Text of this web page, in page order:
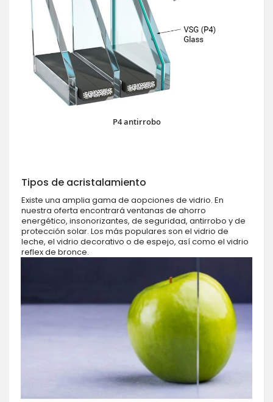
P4 antirrobo
Tipos de acristalamiento
Existe una amplia gama de aopciones de vidrio. En
nuestra oferta encontrará ventanas de ahorro
energético, insonorizantes, de seguridad, antirrobo y de
protección solar. Los más populares son el vidrio de
leche, el vidrio decorativo o de espejo, así como el vidrio
reflex de bronce.